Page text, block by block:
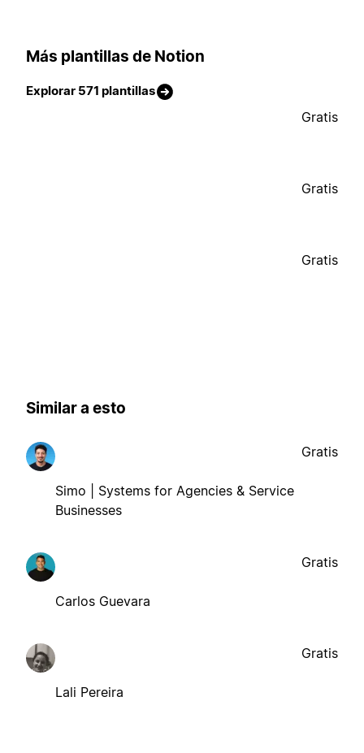
Más plantillas de Notion
Explorar 571 plantillas
Gratis
Gratis
Gratis
Similar a esto
Simo | Systems for Agencies & Service
Businesses
Gratis
Carlos Guevara
Gratis
Lali Pereira
Gratis